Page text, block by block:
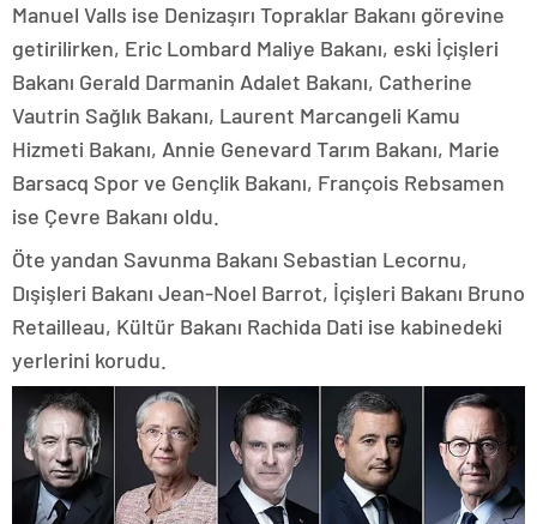
Manuel Valls ise Denizaşırı Topraklar Bakanı görevine
getirilirken, Eric Lombard Maliye Bakanı, eski İçişleri
Bakanı Gerald Darmanin Adalet Bakanı, Catherine
Vautrin Sağlık Bakanı, Laurent Marcangeli Kamu
Hizmeti Bakanı, Annie Genevard Tarım Bakanı, Marie
Barsacq Spor ve Gençlik Bakanı, François Rebsamen
ise Çevre Bakanı oldu.
Öte yandan Savunma Bakanı Sebastian Lecornu,
Dışişleri Bakanı Jean-Noel Barrot, İçişleri Bakanı Bruno
Retailleau, Kültür Bakanı Rachida Dati ise kabinedeki
yerlerini korudu.